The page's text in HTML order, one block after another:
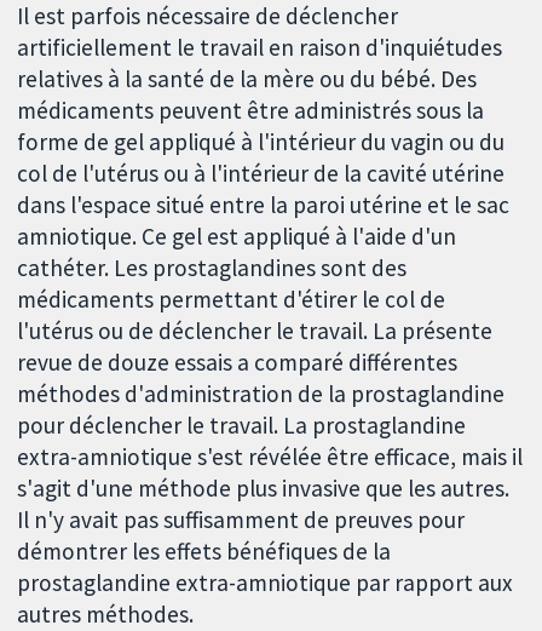
Il est parfois nécessaire de déclencher
artificiellement le travail en raison d'inquiétudes
relatives à la santé de la mère ou du bébé. Des
médicaments peuvent être administrés sous la
forme de gel appliqué à l'intérieur du vagin ou du
col de l'utérus ou à l'intérieur de la cavité utérine
dans l'espace situé entre la paroi utérine et le sac
amniotique. Ce gel est appliqué à l'aide d'un
cathéter. Les prostaglandines sont des
médicaments permettant d'étirer le col de
l'utérus ou de déclencher le travail. La présente
revue de douze essais a comparé différentes
méthodes d'administration de la prostaglandine
pour déclencher le travail. La prostaglandine
extra-amniotique s'est révélée être efficace, mais il
s'agit d'une méthode plus invasive que les autres.
Il n'y avait pas suffisamment de preuves pour
démontrer les effets bénéfiques de la
prostaglandine extra-amniotique par rapport aux
autres méthodes.